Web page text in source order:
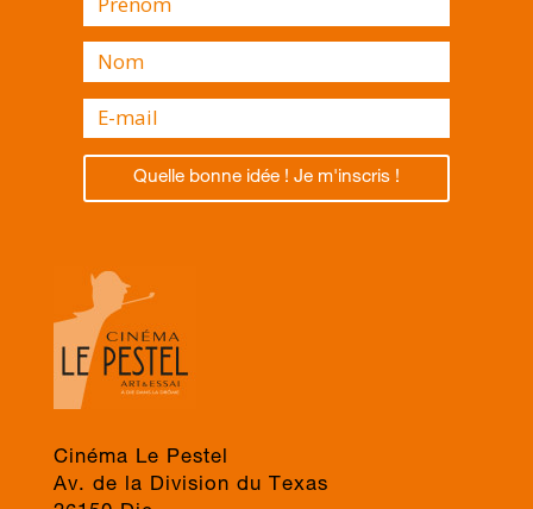
Quelle bonne idée ! Je m'inscris !
Cinéma Le Pestel
Av. de la Division du Texas